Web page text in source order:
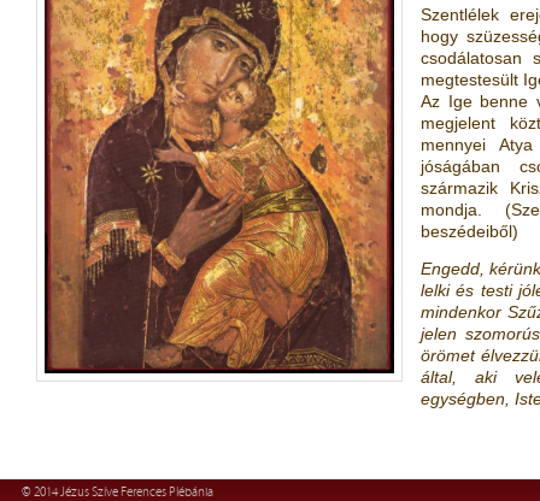
Szentlélek
hogy
csodálatosan
megtestesült
Az Ige benne
megjelent
mennyei
jóságában
származik
mondja.
beszédeiből)
Engedd,
lelki és testi
mindenkor
jelen
örömet
által, aki
egységben,
© 2014 Jézus Szíve Ferences Plébánia